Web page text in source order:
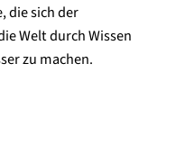
die sich der
Welt durch Wissen
zu machen.